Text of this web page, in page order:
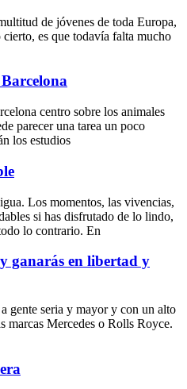
de jóvenes de toda Europa,
es que todavía falta mucho
centro sobre los animales
parecer una tarea un poco
los estudios
Los momentos, las vivencias,
si has disfrutado de lo lindo,
lo contrario. En
ganarás en libertad y
gente seria y mayor y con un alto
marcas Mercedes o Rolls Royce.